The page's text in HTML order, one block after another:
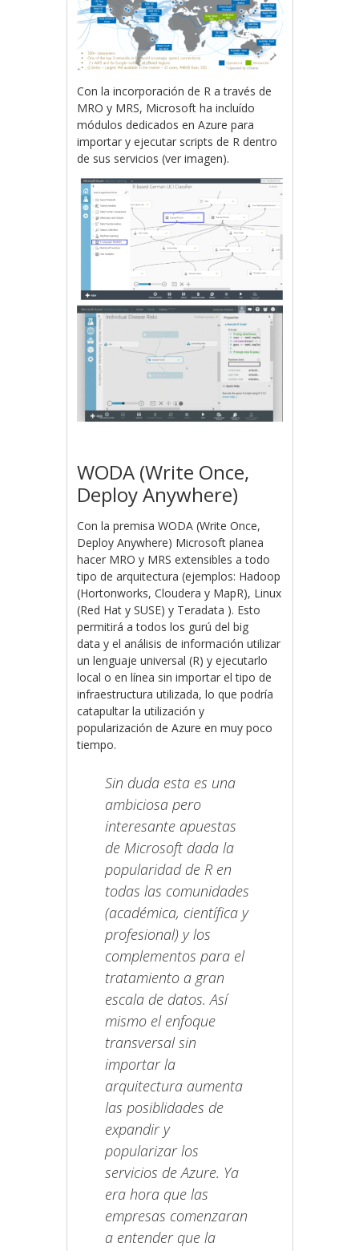
Con la incorporación de R a través de
MRO y MRS, Microsoft ha incluído
módulos dedicados en Azure para
importar y ejecutar scripts de R dentro
de sus servicios (ver imagen).
WODA (Write Once,
Deploy Anywhere)
Con la premisa WODA (Write Once,
Deploy Anywhere) Microsoft planea
hacer MRO y MRS extensibles a todo
tipo de arquitectura (ejemplos: Hadoop
(Hortonworks, Cloudera y MapR), Linux
(Red Hat ySUSE) y Teradata ). Esto
permitirá a todos los gurú del big
data y el análisis de información utilizar
un lenguaje universal (R) y ejecutarlo
local o en línea sin importar el tipo de
infraestructura utilizada, lo que podría
catapultar la utilización y
popularización de Azure en muy poco
tiempo.
Sin duda esta es una
ambiciosa pero
interesante apuestas
de Microsoft dada la
popularidad de R en
todas las comunidades
(académica, científica y
profesional) y los
complementos para el
tratamiento a gran
escala de datos. Así
mismo el enfoque
transversal sin
importar la
arquitectura aumenta
las posiblidades de
expandir y
popularizar los
servicios de Azure. Ya
era hora que las
empresas comenzaran
a entender que la